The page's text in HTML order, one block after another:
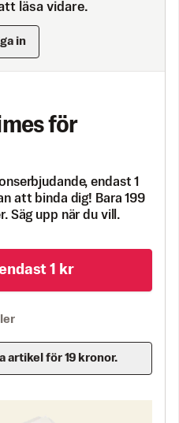
läsa vidare.
in
för
endast 1
att binda dig! Bara 199
Säg upp när du vill.
1 kr
artikel för 19 kronor.